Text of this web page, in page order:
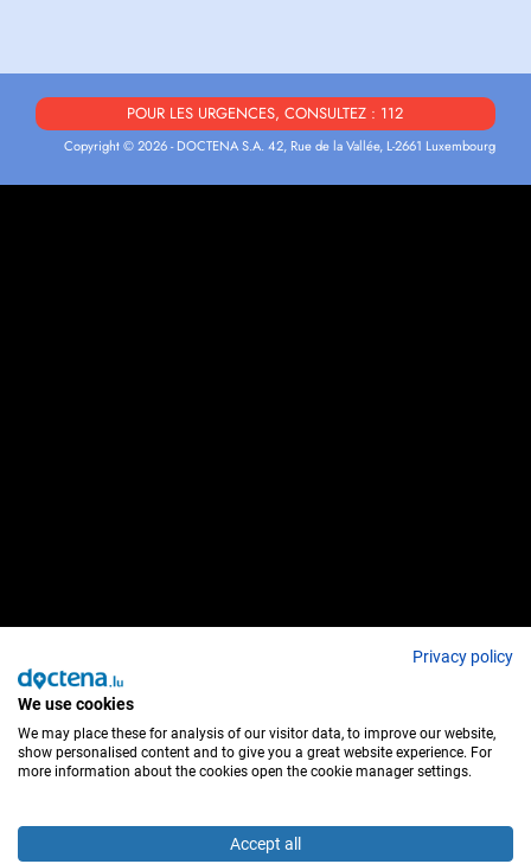
POUR LES URGENCES, CONSULTEZ : 112
Copyright © 2026 - DOCTENA S.A. 42, Rue de la Vallée, L-2661 Luxembourg
Privacy policy
We use cookies
We may place these for analysis of our visitor data, to improve our website,
show personalised content and to give you a great website experience. For
more information about the cookies open the cookie manager settings.
Accept all